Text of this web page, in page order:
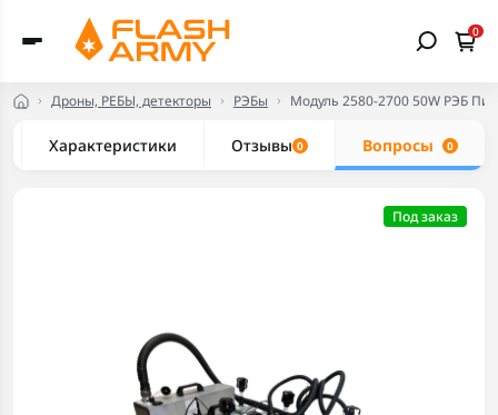
0
Дроны, РЕБЫ, детекторы РЭБы Модуль 2580-2700 50W РЭБ
Характеристики Отзывы 0 Вопросы 0
Под заказ